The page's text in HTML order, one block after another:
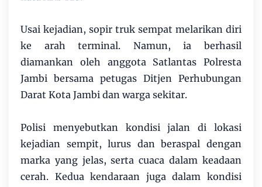
Usai kejadian, sopir truk sempat melarikan diri
ke arah terminal. Namun, ia berhasil
diamankan oleh anggota Satlantas Polresta
Jambi bersama petugas Ditjen Perhubungan
Darat Kota Jambi dan warga sekitar.
Polisi menyebutkan kondisi jalan di lokasi
kejadian sempit, lurus dan beraspal dengan
marka yang jelas, serta cuaca dalam keadaan
cerah. Kedua kendaraan juga dalam kondisi